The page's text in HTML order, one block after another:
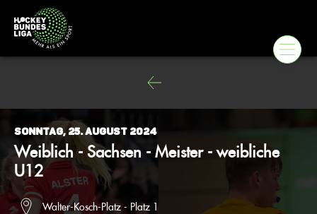
Sonntag, 25. August 2024
Weiblich - Sachsen - Meister - weibliche
U12
Walter-Kosch-Platz - Platz 1